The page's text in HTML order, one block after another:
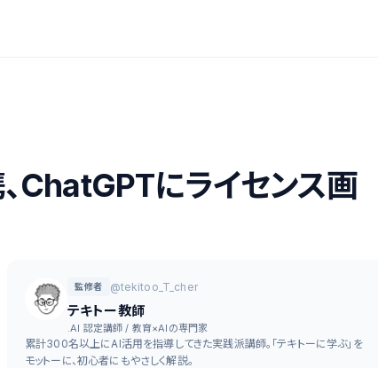
にライセンス画
監修者 @tekitoo_T_cher
テキトー教師
.AI 認定講師 / 教育×AIの専門家
累計300名以上にAI活用を指導してきた実践派講師。「テキトーに学ぶ」を
モットーに、初心者にもやさしく解説。